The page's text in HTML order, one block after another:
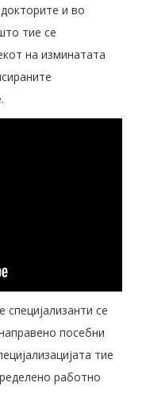
и во
тие се
на изминатата
специјализанти се
посебни
тие
работно